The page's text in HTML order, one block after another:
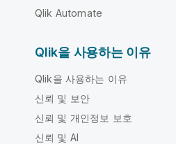
Qlik Automate
Qlik을 사용하는 이유
Qlik을 사용하는 이유
신뢰 및 보안
신뢰 및 개인정보 보호
신뢰 및 AI